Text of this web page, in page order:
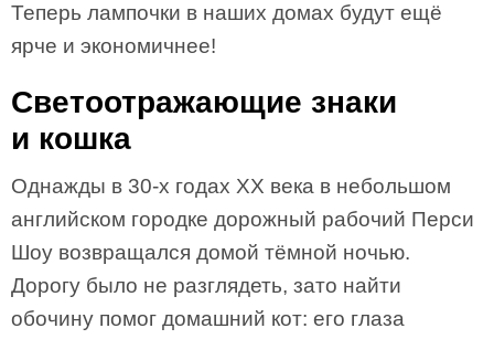
Теперь лампочки в наших домах будут ещё
ярче и экономичнее!
Светоотражающие знаки
и кошка
Однажды в 30-х годах XX века в небольшом
английском городке дорожный рабочий Перси
Шоу возвращался домой тёмной ночью.
Дорогу было не разглядеть, зато найти
обочину помог домашний кот: его глаза